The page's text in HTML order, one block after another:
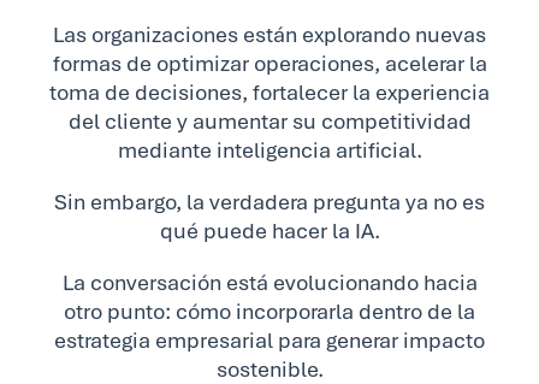
Las organizaciones están explorando nuevas
formas de optimizar operaciones, acelerar la
toma de decisiones, fortalecer la experiencia
del cliente y aumentar su competitividad
mediante inteligencia artificial.
Sin embargo, la verdadera pregunta ya no es
qué puede hacer la IA.
La conversación está evolucionando hacia
otro punto: cómo incorporarla dentro de la
estrategia empresarial para generar impacto
sostenible.